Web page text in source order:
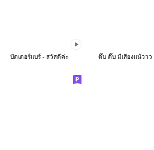
บัตเตอร์แบร์ - สวัสดีค่ะ